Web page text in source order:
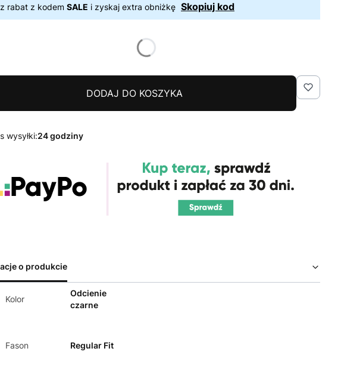
rabat z kodem SALE i zyskaj extra obniżkę Skopiuj kod
DODAJ DO KOSZYKA
wysyłki:24 godziny
o produkcie
Kolor
Odcienie
czarne
Fason Regular Fit